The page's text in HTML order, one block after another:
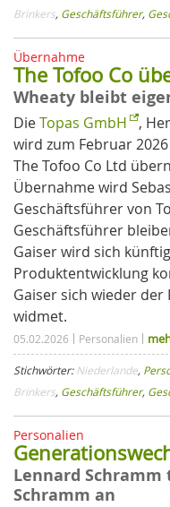
Brinkers, Geschäftsführer,
Übernahme
The Tofoo Co
Wheaty bleibt
DieTopas GmbH
,
wird zum Februar
The Tofoo Co Ltd
Übernahme wird
Geschäftsführer von
Geschäftsführer
Gaiser wird sich
Produktentwicklung
Gaiser sich wieder
widmet.
05.02.2026 Personalien
Stichwörter: Niederlande,
Brinkers, Geschäftsführer,
Personalien
Lennard
Schramm an